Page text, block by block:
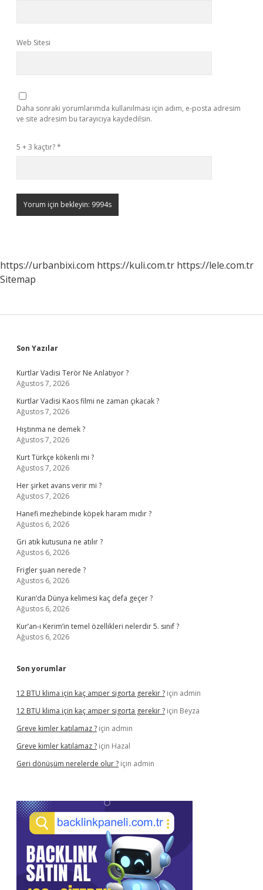
Web Sitesi
Daha sonraki yorumlarımda kullanılması için adım, e-posta adresim
ve site adresim bu tarayıcıya kaydedilsin.
5 + 3 kaçtır?*
https://urbanbixi.com https://kuli.com.tr https://lele.com.tr
Sitemap
Sidebar
Son Yazılar
Kurtlar Vadisi Terör Ne Anlatıyor ?
Ağustos 7, 2026
Kurtlar Vadisi Kaos filmi ne zaman çıkacak ?
Ağustos 7, 2026
Hıştınma ne demek ?
Ağustos 7, 2026
Kurt Türkçe kökenli mi ?
Ağustos 7, 2026
Her şirket avans verir mi ?
Ağustos 7, 2026
Hanefi mezhebinde köpek haram mıdır ?
Ağustos 6, 2026
Gri atık kutusuna ne atılır ?
Ağustos 6, 2026
Frigler şuan nerede ?
Ağustos 6, 2026
Kuran’da Dünya kelimesi kaç defa geçer ?
Ağustos 6, 2026
Kur’an-ı Kerim’in temel özellikleri nelerdir 5. sınıf ?
Ağustos 6, 2026
Son yorumlar
12 BTU klima için kaç amper sigorta gerekir ? için admin
12 BTU klima için kaç amper sigorta gerekir ? için Beyza
Greve kimler katılamaz ? için admin
Greve kimler katılamaz ? için Hazal
Geri dönüşüm nerelerde olur ? için admin